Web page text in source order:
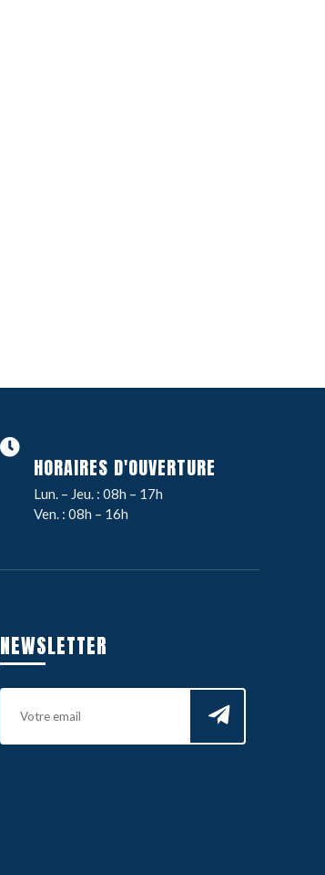
HORAIRES D'OUVERTURE
Lun. – Jeu. : 08h – 17h
Ven. : 08h – 16h
NEWSLETTER